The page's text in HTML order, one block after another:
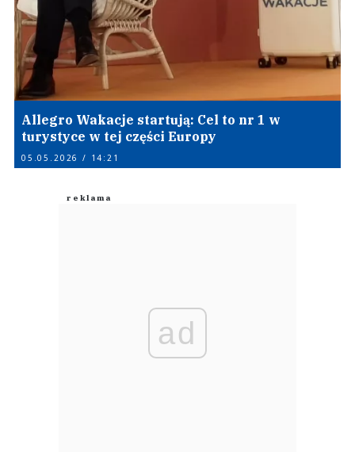
Allegro Wakacje startują: Cel to nr 1 w
turystyce w tej części Europy
05.05.2026 / 14:21
ad